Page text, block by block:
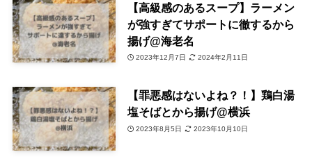
【高級感のあるスープ】ラーメン
が強すぎてサポートに徹するから
揚げ@海老名
2023年12月7日 2024年2月11日
【罪悪感はないよね？！】鶏白湯
塩そばとから揚げ@横浜
2023年8月5日 2023年10月10日